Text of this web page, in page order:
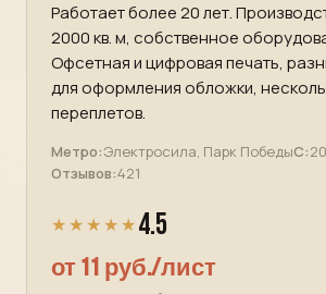
Работает более 20 лет.
2000 кв. м, собственное
Офсетная и цифровая печать,
для оформления обложки,
переплетов.
Метро:Электросила, Парк ПобедыС:
Отзывов:421
★★★★★ 4.5
от 11 руб./лист